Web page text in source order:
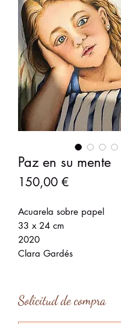
Paz en su mente
150,00 €Precio
Acuarela sobre papel
33 x 24 cm
2020
Clara Gardés
Solicitud de compra